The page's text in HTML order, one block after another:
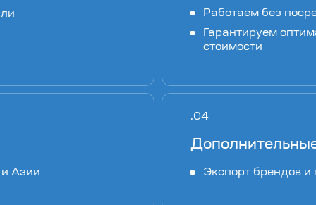
Работаем без
Гарантируем
стоимости
и Азии Экспорт брендов